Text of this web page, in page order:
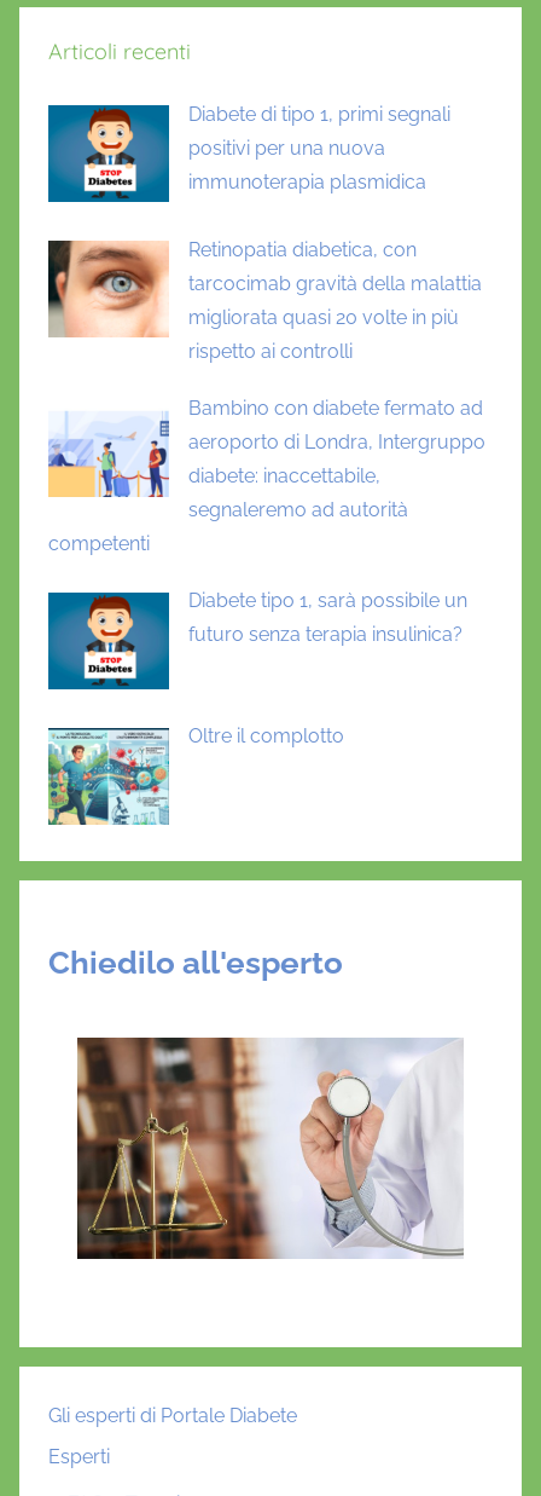
z
n
e
,
s
c
r
e
n
t
m
Articoli recenti
Diabete di tipo 1, primi segnali
positivi per una nuova
immunoterapia plasmidica
Retinopatia diabetica, con
tarcocimab gravità della malattia
migliorata quasi 20 volte in più
rispetto ai controlli
Bambino con diabete fermato ad
aeroporto di Londra, Intergruppo
diabete: inaccettabile,
segnaleremo ad autorità
competenti
Diabete tipo 1, sarà possibile un
futuro senza terapia insulinica?
Oltre il complotto
Chiedilo all'esperto
Gli esperti di Portale Diabete
Esperti